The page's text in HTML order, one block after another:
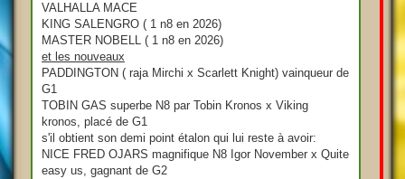
VALHALLA MACE
KING SALENGRO ( 1 n8 en 2026)
MASTER NOBELL ( 1 n8 en 2026)
et les nouveaux
PADDINGTON ( raja Mirchi x Scarlett Knight) vainqueur de
G1
TOBIN GAS superbe N8 par Tobin Kronos x Viking
kronos, placé de G1
s'il obtient son demi point étalon qui lui reste à avoir:
NICE FRED OJARS magnifique N8 Igor November x Quite
easy us, gagnant de G2